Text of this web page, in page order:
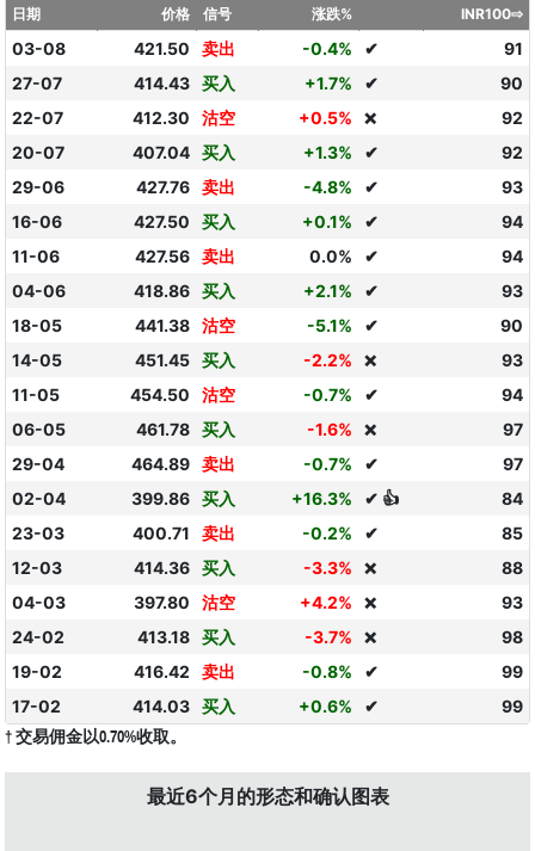
日期 价格 信号 涨跌% INR100⇨
03-08 421.50 卖出 -0.4% ✔
91
27-07
414.43 买入 +1.7% ✔
90
22-07
412.30 沽空 +0.5% ❌
92
20-07
407.04 买入 +1.3% ✔
92
29-06
427.76 卖出 -4.8% ✔
93
16-06
427.50 买入 +0.1% ✔
94
11-06
427.56 卖出 0.0% ✔
94
04-06
418.86 买入 +2.1% ✔
93
18-05
441.38 沽空 -5.1% ✔
90
14-05
451.45 买入 -2.2% ❌
93
11-05
454.50 沽空 -0.7% ✔
94
06-05
461.78 买入 -1.6% ❌
97
29-04
464.89 卖出 -0.7% ✔
97
02-04
399.86 买入 +16.3% ✔ 👍
84
23-03
400.71 卖出 -0.2% ✔
85
12-03
414.36 买入 -3.3% ❌
88
04-03
397.80 沽空 +4.2% ❌
93
24-02
413.18 买入 -3.7% ❌
98
19-02
416.42 卖出 -0.8% ✔
99
17-02
414.03 买入 +0.6% ✔ 99
† 交易佣金以0.70%收取。
最近6个月的形态和确认图表